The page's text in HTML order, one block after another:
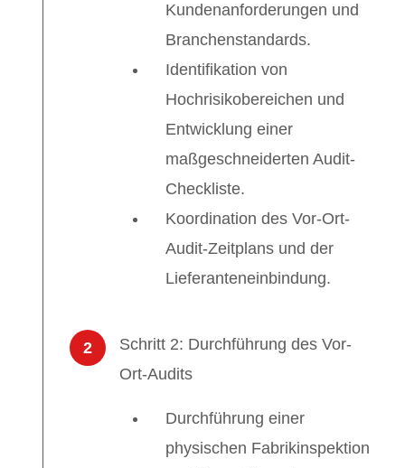
Kundenanforderungen und
Branchenstandards.
Identifikation von
Hochrisikobereichen und
Entwicklung einer
maßgeschneiderten Audit-
Checkliste.
Koordination des Vor-Ort-
Audit-Zeitplans und der
Lieferanteneinbindung.
2
Schritt 2: Durchführung des Vor-
Ort-Audits
Durchführung einer
physischen Fabrikinspektion